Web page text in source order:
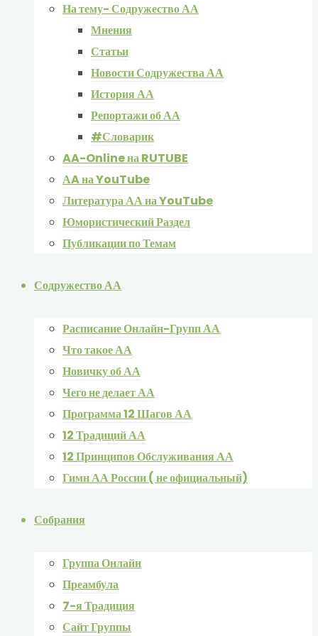
На тему- Содружество АА
Мнения
Статьи
Новости Содружества АА
История АА
Репортажи об АА
#Словарик
AA-Online на RUTUBE
АA на YouTube
Литература АА на YouTube
Юмористический Раздел
Публикации по Темам
Содружество АА
Расписание Онлайн-Групп АА
Что такое АА
Новичку об АА
Чего не делает АА
Программа 12 Шагов АА
12 Традиций АА
12 Принципов Обслуживания АА
Гимн АА России ( не официальный)
Собрания
Группа Онлайн
Преамбула
7-я Традиция
Сайт Группы